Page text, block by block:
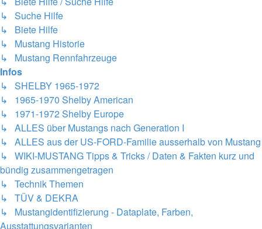
↳ Suche Hilfe
↳ Biete Hilfe
↳ Mustang Historie
↳ Mustang Rennfahrzeuge
Infos
↳ SHELBY 1965-1972
↳ 1965-1970 Shelby American
↳ 1971-1972 Shelby Europe
↳ ALLES über Mustangs nach Generation I
↳ ALLES aus der US-FORD-Familie ausserhalb von Mustang
↳ WIKI-MUSTANG Tipps & Tricks / Daten & Fakten kurz und
bündig zusammengetragen
↳ Technik Themen
↳ TÜV & DEKRA
↳ Mustangidentifizierung - Dataplate, Farben,
Ausstattungsvarianten